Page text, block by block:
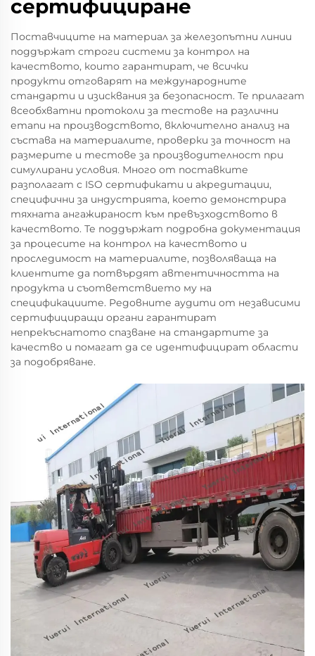
сертифициране
Поставчиците на материал за железопътни линии
поддържат строги системи за контрол на
качеството, които гарантират, че всички
продукти отговарят на международните
стандарти и изисквания за безопасност. Те прилагат
всеобхватни протоколи за тестове на различни
етапи на производството, включително анализ на
състава на материалите, проверки за точност на
размерите и тестове за производителност при
симулирани условия. Много от поставките
разполагат с ISO сертификати и акредитации,
специфични за индустрията, което демонстрира
тяхната ангажираност към превъзходството в
качеството. Те поддържат подробна документация
за процесите на контрол на качеството и
проследимост на материалите, позволяваща на
клиентите да потвърдят автентичността на
продукта и съответствието му на
спецификациите. Редовните аудити от независими
сертифициращи органи гарантират
непрекъснатото спазване на стандартите за
качество и помагат да се идентифицират области
за подобряване.